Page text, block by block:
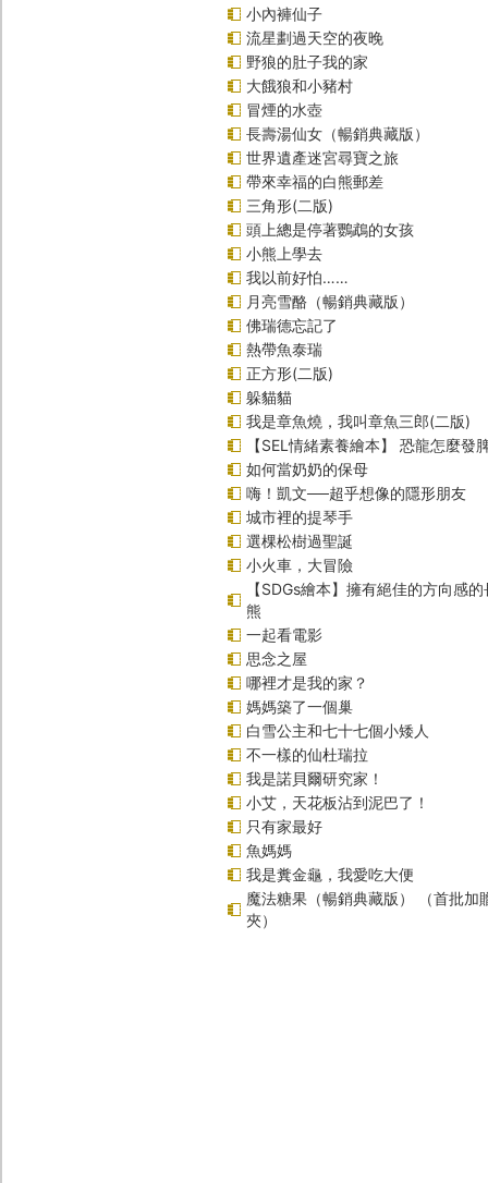
小內褲仙子
流星劃過天空的夜晚
野狼的肚子我的家
大餓狼和小豬村
冒煙的水壺
長壽湯仙女（暢銷典藏版）
世界遺產迷宮尋寶之旅
帶來幸福的白熊郵差
三角形(二版)
頭上總是停著鸚鵡的女孩
小熊上學去
我以前好怕……
月亮雪酪（暢銷典藏版）
佛瑞德忘記了
熱帶魚泰瑞
正方形(二版)
躲貓貓
我是章魚燒，我叫章魚三郎(二版)
【SEL情緒素養繪本】 恐龍怎麼發
如何當奶奶的保母
嗨！凱文──超乎想像的隱形朋友
城市裡的提琴手
選棵松樹過聖誕
小火車，大冒險
【SDGs繪本】擁有絕佳的方向感
熊
一起看電影
思念之屋
哪裡才是我的家？
媽媽築了一個巢
白雪公主和七十七個小矮人
不一樣的仙杜瑞拉
我是諾貝爾研究家！
小艾，天花板沾到泥巴了！
只有家最好
魚媽媽
我是糞金龜，我愛吃大便
魔法糖果（暢銷典藏版） （首批加
夾）